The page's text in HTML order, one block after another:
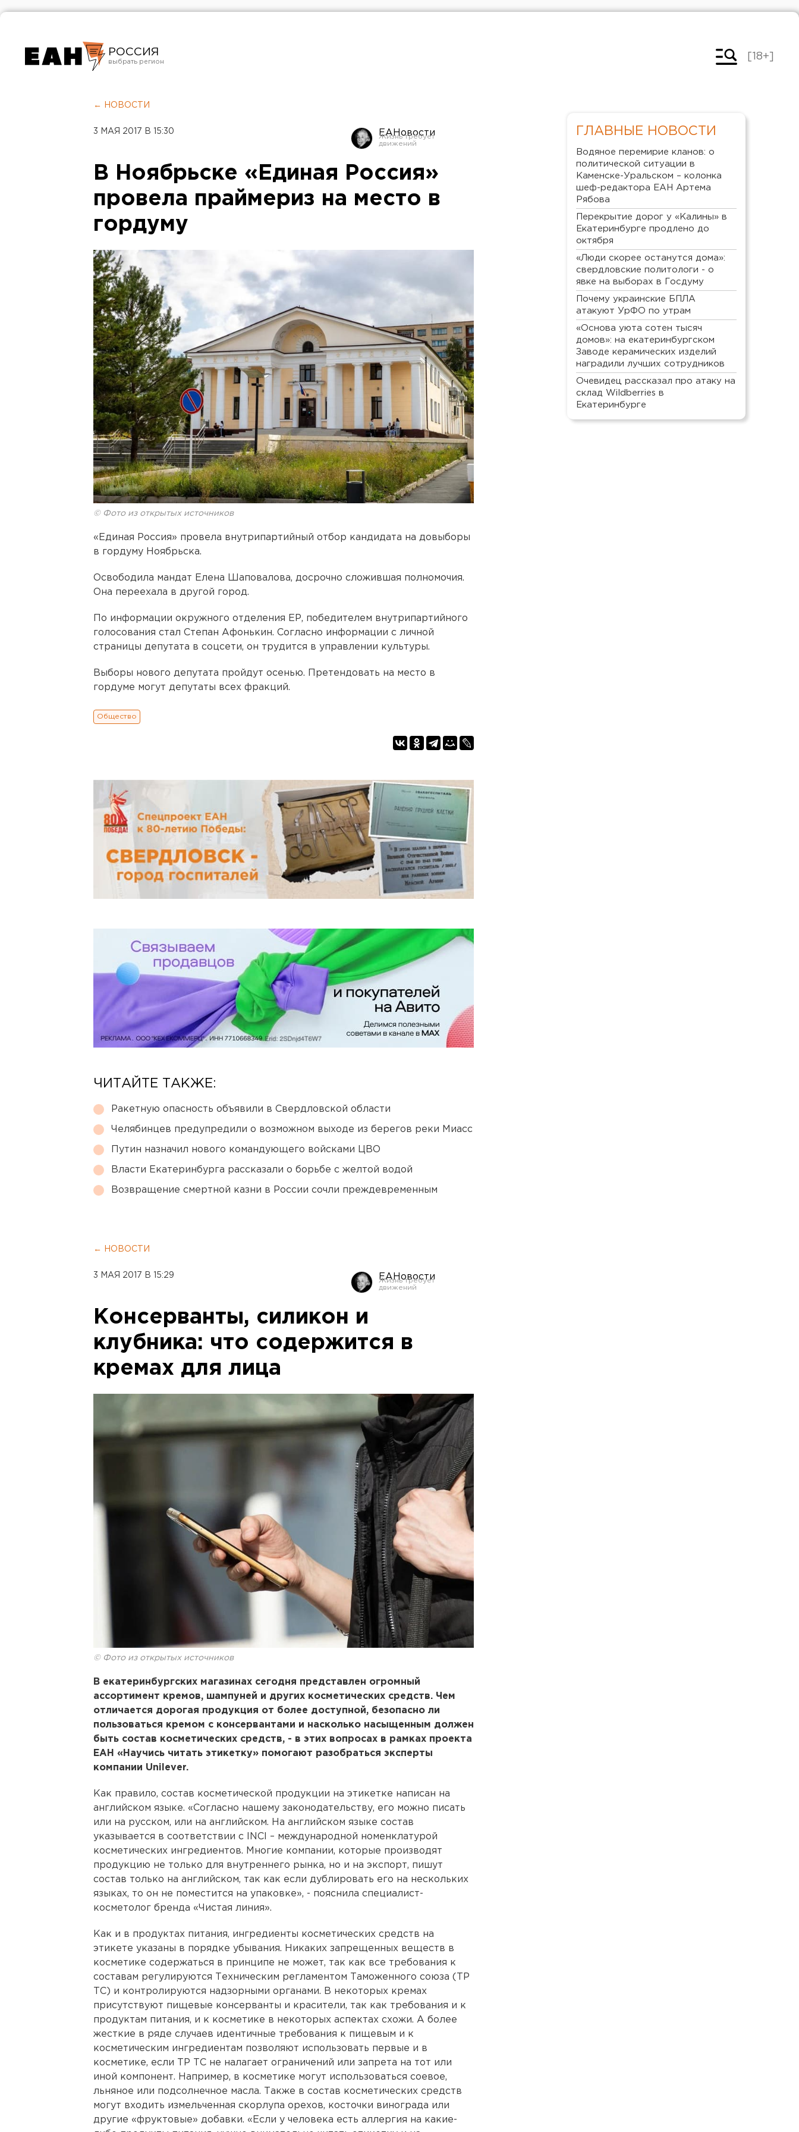
РОССИЯ
Челябинск
[18+]
← НОВОСТИ
3 МАЯ 2017 В 15:30 ЕАНовости
В Ноябрьске «Единая Россия»
провела праймериз на место в
гордуму
© Фото из открытых источников
«Единая Россия» провела внутрипартийный отбор кандидата на довыборы
в гордуму Ноябрьска.
Освободила мандат Елена Шаповалова, досрочно сложившая полномочия.
Она переехала в другой город.
По информации окружного отделения ЕР, победителем внутрипартийного
голосования стал Степан Афонькин. Согласно информации с личной
страницы депутата в соцсети, он трудится в управлении культуры.
Выборы нового депутата пройдут осенью. Претендовать на место в
гордуме могут депутаты всех фракций.
Общество
ЧИТАЙТЕ ТАКЖЕ:
Ракетную опасность объявили в Свердловской области
Челябинцев предупредили о возможном выходе из берегов реки Миасс
Путин назначил нового командующего войсками ЦВО
Власти Екатеринбурга рассказали о борьбе с желтой водой
Возвращение смертной казни в России сочли преждевременным
← НОВОСТИ
3 МАЯ 2017 В 15:29 ЕАНовости
Консерванты, силикон и
клубника: что содержится в
кремах для лица
© Фото из открытых источников
В екатеринбургских магазинах сегодня представлен огромный
ассортимент кремов, шампуней и других косметических средств. Чем
отличается дорогая продукция от более доступной, безопасно ли
пользоваться кремом с консервантами и насколько насыщенным должен
быть состав косметических средств, - в этих вопросах в рамках проекта
ЕАН «Научись читать этикетку» помогают разобраться эксперты
компании Unilever.
Как правило, состав косметической продукции на этикетке написан на
английском языке. «Согласно нашему законодательству, его можно писать
или на русском, или на английском. На английском языке состав
указывается в соответствии с INCI – международной номенклатурой
косметических ингредиентов. Многие компании, которые производят
продукцию не только для внутреннего рынка, но и на экспорт, пишут
состав только на английском, так как если дублировать его на нескольких
языках, то он не поместится на упаковке», - пояснила специалист-
косметолог бренда «Чистая линия».
Как и в продуктах питания, ингредиенты косметических средств на
этикете указаны в порядке убывания. Никаких запрещенных веществ в
косметике содержаться в принципе не может, так как все требования к
составам регулируются Техническим регламентом Таможенного союза (ТР
ТС) и контролируются надзорными органами. В некоторых кремах
присутствуют пищевые консерванты и красители, так как требования и к
продуктам питания, и к косметике в некоторых аспектах схожи. А более
жесткие в ряде случаев идентичные требования к пищевым и к
косметическим ингредиентам позволяют использовать первые и в
косметике, если ТР ТС не налагает ограничений или запрета на тот или
иной компонент. Например, в косметике могут использоваться соевое,
льняное или подсолнечное масла. Также в состав косметических средств
могут входить измельченная скорлупа орехов, косточки винограда или
другие «фруктовые» добавки. «Если у человека есть аллергия на какие-
ГЛАВНЫЕ НОВОСТИ
Водяное перемирие кланов: о
политической ситуации в
Каменске-Уральском – колонка
шеф-редактора ЕАН Артема
Рябова
Перекрытие дорог у «Калины» в
Екатеринбурге продлено до
октября
«Люди скорее останутся дома»:
свердловские политологи - о
явке на выборах в Госдуму
Почему украинские БПЛА
атакуют УрФО по утрам
«Основа уюта сотен тысяч
домов»: на екатеринбургском
Заводе керамических изделий
наградили лучших сотрудников
Очевидец рассказал про атаку на
склад Wildberries в
Екатеринбурге